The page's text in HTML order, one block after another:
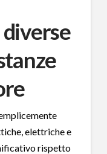
elettriche e
rispetto